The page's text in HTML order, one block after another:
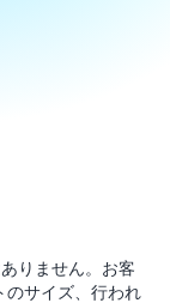
りません。お客
のサイズ、行われ